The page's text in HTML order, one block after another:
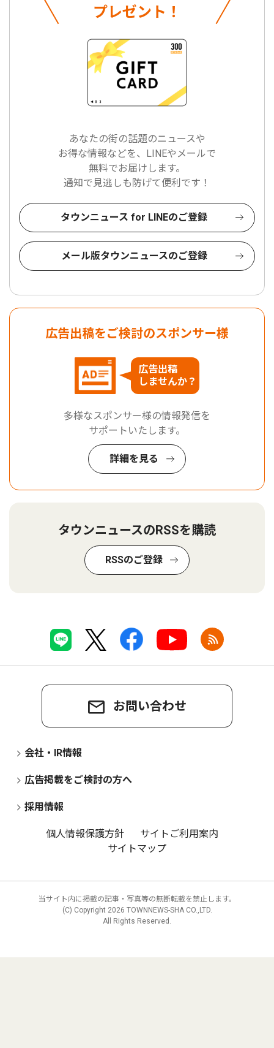
プレゼント！
あなたの街の話題のニュースや
お得な情報などを、LINEやメールで
無料でお届けします。
通知で見逃しも防げて便利です！
タウンニュース for LINEのご登録
メール版タウンニュースのご登録
広告出稿をご検討のスポンサー様
広告出稿
しませんか？
多様なスポンサー様の情報発信を
サポートいたします。
詳細を見る
タウンニュースのRSSを購読
RSSのご登録
お問い合わせ
会社・IR情報
広告掲載をご検討の方へ
採用情報
個人情報保護方針
サイトご利用案内
サイトマップ
当サイト内に掲載の記事・写真等の無断転載を禁止します。
(C) Copyright 2026 TOWNNEWS-SHA CO.,LTD.
All Rights Reserved.